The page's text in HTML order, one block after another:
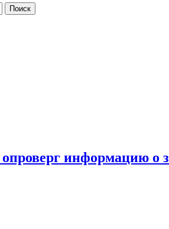
опроверг информацию о